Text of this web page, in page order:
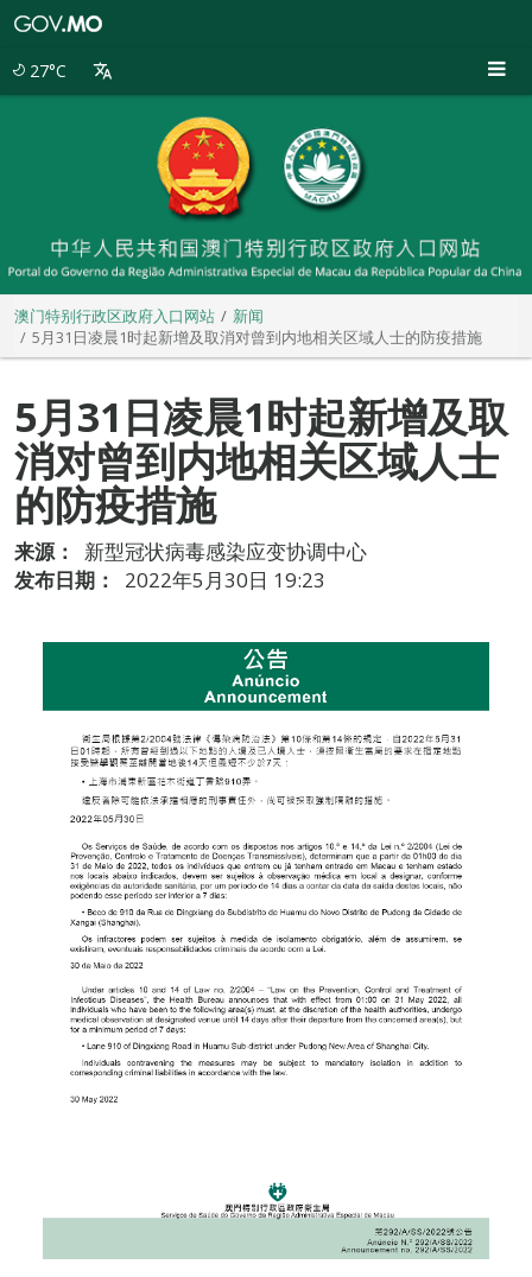
27°C
澳门特别行政区政府入口网站
新闻
5月31日凌晨1时起新增及取消对曾到内地相关区域人士的防疫措施
5月31日凌晨1时起新增及取
消对曾到内地相关区域人士
的防疫措施
来源：
新型冠状病毒感染应变协调中心
发布日期：
2022年5月30日 19:23